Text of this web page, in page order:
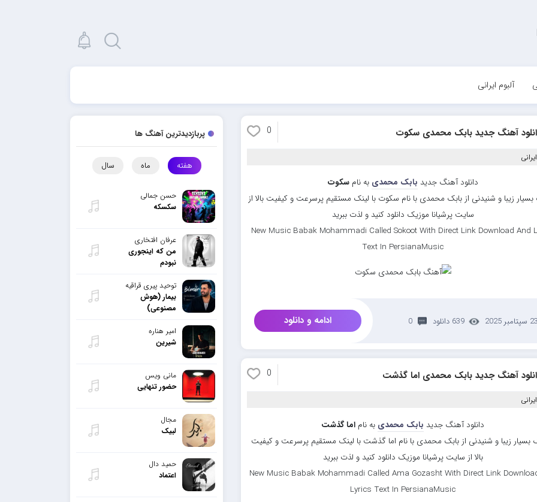
آلبوم ایرانی
آهنگ جدید بابک محمدی سکوت 0
دانلود آهنگ جدید بابک محمدی به نامسکوت
زیبا و شنیدنی از بابک محمدی با نام سکوت با لینک مستقیم پرسرعت و کیفیت بالا از
سایت پرشیانا موزیک دانلود کنید و لذت ببرید
New Music Babak Mohammadi Called Sokoot With Direct Link Download And
Text In PersianaMusic
23 سپتامبر 2025 639 دانلود 0 ادامه و دانلود
آهنگ جدید بابک محمدی اما گذشت 0
دانلود آهنگ جدید بابک محمدی به نام اما گذشت
بسیار زیبا و شنیدنی از بابک محمدی با نام اما گذشت با لینک مستقیم پرسرعت و کیفیت
بالا از سایت پرشیانا موزیک دانلود کنید و لذت ببرید
New Music Babak Mohammadi Called Ama Gozasht With Direct Link
Lyrics Text In PersianaMusic
پربازدیدترین آهنگ ها
هفته ماه سال
حسن جمالی
سکسکه
عرفان افتخاری
من که اینجوری
نبودم
توحید پیری قراقیه
بیمار (هوش
مصنوعی)
امیر هناره
شیرین
مانی ویس
حضور تنهایی
مجال
لبیک
حمید دال
اعتماد